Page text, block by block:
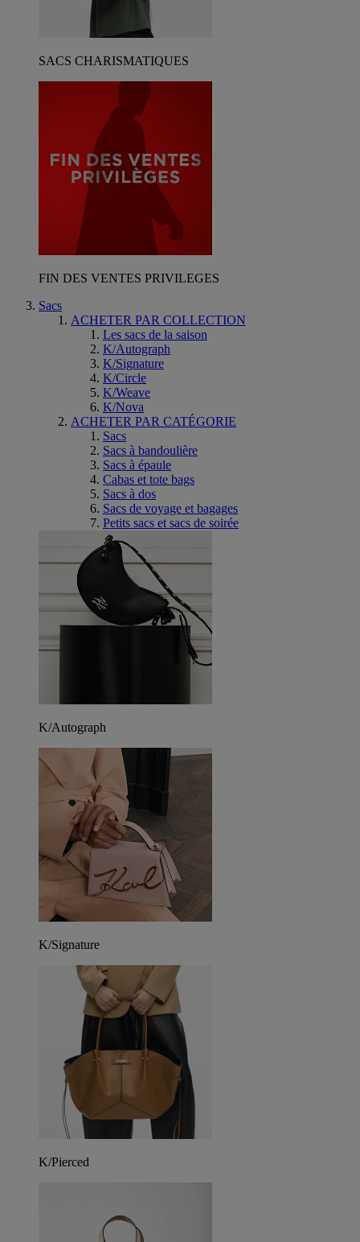
SACS CHARISMATIQUES
FIN DES VENTES PRIVILEGES
Sacs
ACHETER PAR COLLECTION
Les sacs de la saison
K/Autograph
K/Signature
K/Circle
K/Weave
K/Nova
ACHETER PAR CATÉGORIE
Sacs
Sacs à bandoulière
Sacs à épaule
Cabas et tote bags
Sacs à dos
Sacs de voyage et bagages
Petits sacs et sacs de soirée
K/Autograph
K/Signature
K/Pierced